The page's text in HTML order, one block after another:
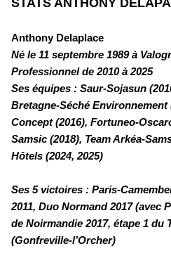
STATS ANTHONY
Anthony Delaplace
Né le 11 septembre 1989 à
Professionnel de 2010 à 2025
Ses équipes : Saur-Sojasun
Bretagne-Séché Environnement
Concept (2016), Fortuneo-
Samsic (2018), Team Arkéa-
Hôtels (2024, 2025)
Ses 5 victoires : Paris-
2011, Duo Normand 2017 (avec
de Noirmandie 2017, étape 1 du
(Gonfreville-l’Orcher)